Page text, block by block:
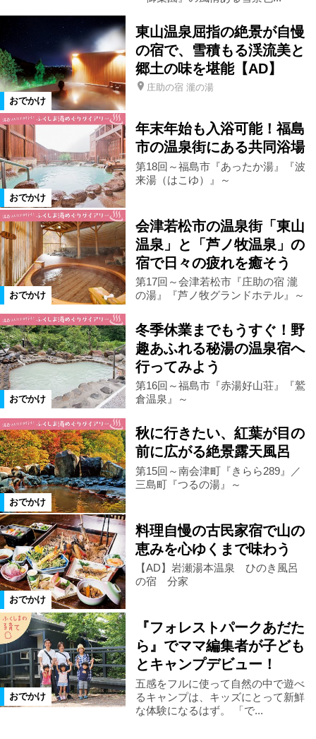
小野町 鮫川村 米沢市
西郷村 仙台市 中島村
栃木県 茨城県 高畠町
那須郡那須町 福島市郊外
那須塩原市
カテゴリ
特産品 アウトドア 温泉
花スポット 公園 体験
史跡名勝 遊園地 テーマパーク
カフェ ランチ アート
博物館 美術館
遠出 ドライブ 家族・子連れ
スキー・スノボ
絞り込む
おでかけ
東山温泉屈指の絶景が自慢
の宿で、雪積もる渓流美と
郷土の味を堪能【AD】
庄助の宿 瀧の湯
おでかけ
年末年始も入浴可能！福島
市の温泉街にある共同浴場
第18回～福島市『あったか湯』『波
来湯（はこゆ）』～
おでかけ
会津若松市の温泉街「東山
温泉」と「芦ノ牧温泉」の
宿で日々の疲れを癒そう
第17回～会津若松市『庄助の宿 瀧
の湯』『芦ノ牧グランドホテル』～
おでかけ
冬季休業までもうすぐ！野
趣あふれる秘湯の温泉宿へ
行ってみよう
第16回～福島市『赤湯好山荘』『鷲
倉温泉』～
おでかけ
秋に行きたい、紅葉が目の
前に広がる絶景露天風呂
第15回～南会津町『きらら289』／
三島町『つるの湯』～
おでかけ
料理自慢の古民家宿で山の
恵みを心ゆくまで味わう
【AD】岩瀬湯本温泉 ひのき風呂
の宿 分家
おでかけ
『フォレストパークあだた
ら』でママ編集者が子ども
とキャンプデビュー！
五感をフルに使って自然の中で遊べ
るキャンプは、キッズにとって新鮮
な体験になるはず。 「で...